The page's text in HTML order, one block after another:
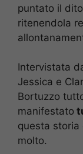
puntato il
ritenendola
Intervistata
Jessica e
Bortuzzo
manifestato
questa storia
molto.